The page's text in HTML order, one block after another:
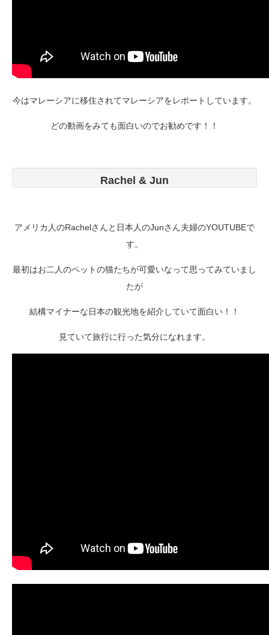
今はマレーシアに移住されてマレーシアをレポートしています。
どの動画をみても面白いのでお勧めです！！
Rachel & Jun
アメリカ人のRachelさんと日本人のJunさん夫婦のYOUTUBEで
す。
最初はお二人のペットの猫たちが可愛いなって思ってみていまし
たが
結構マイナーな日本の観光地を紹介していて面白い！！
見ていて旅行に行った気分になれます。